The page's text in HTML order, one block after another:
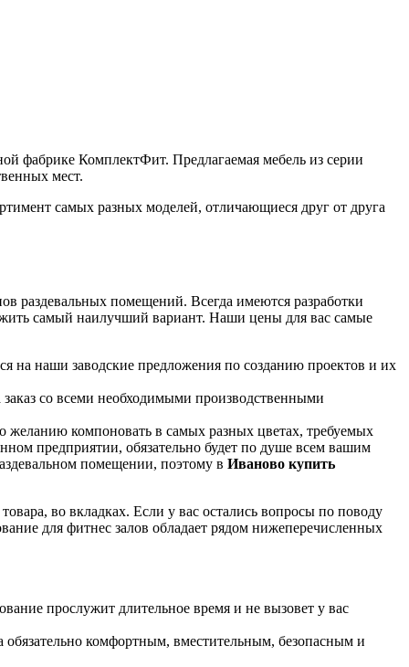
фабрике КомплектФит. Предлагаемая мебель из серии
мест.
самых разных моделей, отличающиеся друг от друга
раздевальных помещений. Всегда имеются разработки
самый наилучший вариант. Наши цены для вас самые
на наши заводские предложения по созданию проектов и их
со всеми необходимыми производственными
желанию компоновать в самых разных цветах, требуемых
предприятии, обязательно будет по душе всем вашим
помещении, поэтому в Иваново купить
во вкладках. Если у вас остались вопросы по поводу
для фитнес залов обладает рядом нижеперечисленных
прослужит длительное время и не вызовет у вас
комфортным, вместительным, безопасным и